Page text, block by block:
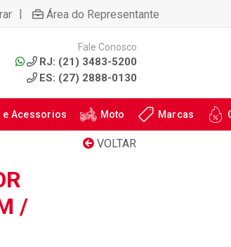
| Área do Representante
Fale Conosco
RJ: (21) 3483-5200
ES: (27) 2888-0130
e Acessorios Moto Marcas
VOLTAR
/